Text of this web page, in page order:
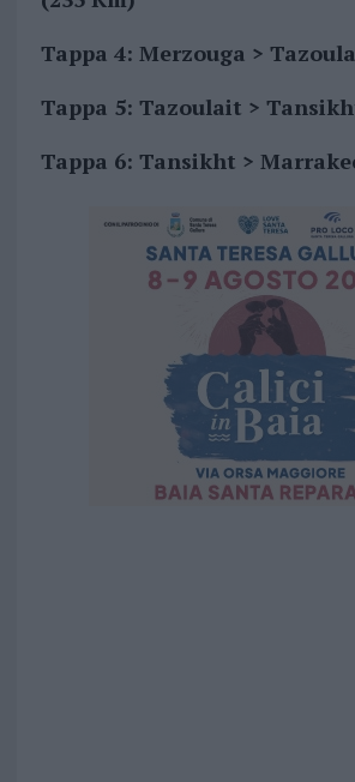
Tappa 4: Merzouga >
Tappa 5: Tazoulait >
Tappa 6: Tansikht >